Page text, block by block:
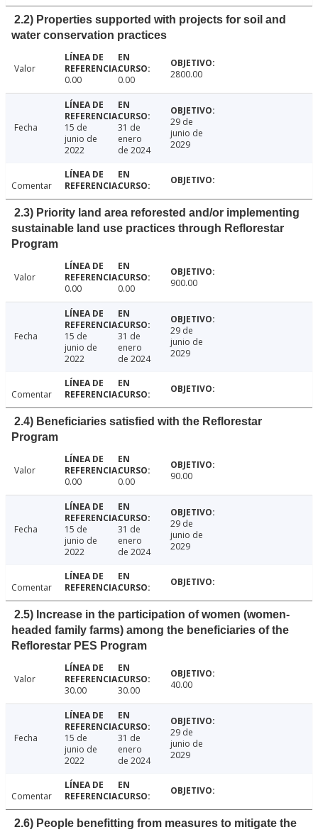
2.2) Properties supported with projects for soil and
water conservation practices
Valor
0.00
0.00 2800.00
Fecha
15 de
junio de
2022
31 de
enero
de 2024
29 de
junio de
2029
Comentar
2.3) Priority land area reforested and/or implementing
sustainable land use practices through Reflorestar
Program
Valor
0.00
0.00 900.00
Fecha
15 de
junio de
2022
31 de
enero
de 2024
29 de
junio de
2029
Comentar
2.4) Beneficiaries satisfied with the Reflorestar
Program
Valor
0.00
0.00 90.00
Fecha
15 de
junio de
2022
31 de
enero
de 2024
29 de
junio de
2029
Comentar
2.5) Increase in the participation of women (women-
headed family farms) among the beneficiaries of the
Reflorestar PES Program
Valor
30.00
30.00 40.00
Fecha
15 de
junio de
2022
31 de
enero
de 2024
29 de
junio de
2029
Comentar
2.6) People benefitting from measures to mitigate the